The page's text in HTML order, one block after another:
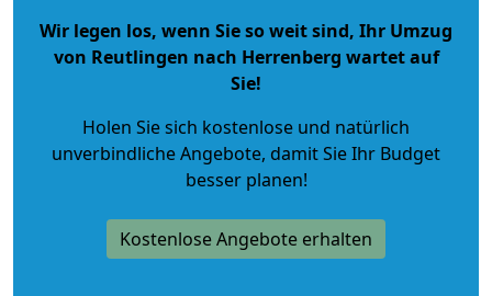
Wir legen los, wenn Sie so weit sind, Ihr Umzug
von Reutlingen nach Herrenberg wartet auf
Sie!
Holen Sie sich kostenlose und natürlich
unverbindliche Angebote, damit Sie Ihr Budget
besser planen!
Kostenlose Angebote erhalten